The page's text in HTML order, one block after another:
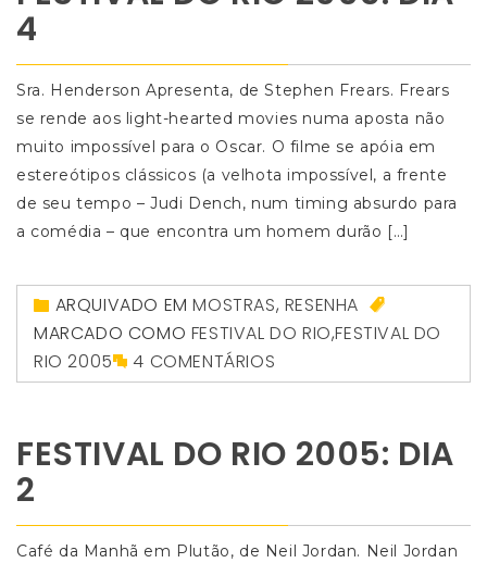
4
Sra. Henderson Apresenta, de Stephen Frears. Frears
se rende aos light-hearted movies numa aposta não
muito impossível para o Oscar. O filme se apóia em
estereótipos clássicos (a velhota impossível, a frente
de seu tempo – Judi Dench, num timing absurdo para
a comédia – que encontra um homem durão […]
ARQUIVADO EMMOSTRAS, RESENHA
MARCADO COMO FESTIVAL DO RIO,FESTIVAL DO
RIO 2005
4 COMENTÁRIOS
FESTIVAL DO RIO 2005: DIA
2
Café da Manhã em Plutão, de Neil Jordan. Neil Jordan